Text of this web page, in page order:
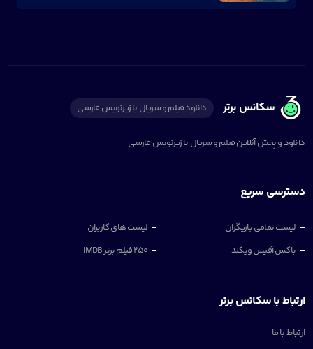
سکانس برتر دانلود فیلم و سریال با زیرنویس فارسی
دانلود و پخش آنلاین فیلم و سریال با زیرنویس فارسی
دسترسی سریع
لیست تمامی بازیگران
لیست های کاربران
باکس آفیس ویکند
250 فیلم برتر IMDB
ارتباط با سکانس برتر
ارتباط با ما